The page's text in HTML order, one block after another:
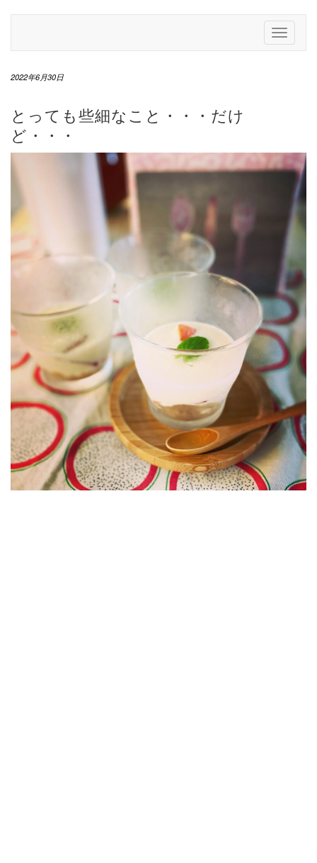
Toggle
2022年6月30日
とっても些細なこと・・・だけ
ど・・・